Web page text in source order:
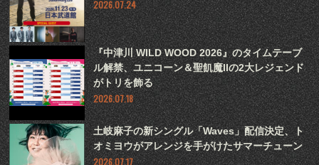
2026.07.24
『中津川 WILD WOOD 2026』のタイムテーブ
ル解禁、ユニコーン＆聖飢魔IIの2大レジェンド
がトリを飾る
2026.07.18
土岐麻子の新シングル「Waves」配信決定、ト
オミヨウがアレンジを手がけたサマーチューン
2026.07.17